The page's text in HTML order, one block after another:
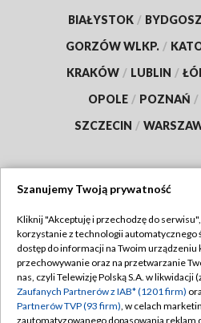
BIAŁYSTOK /
GORZÓW WLKP. /
KRAKÓW / LUBLIN /
OPOLE / POZNAŃ /
SZCZECIN /
TVP
Abonament TVP
Emisja w TVP
Centrum informacji TVP
Polityka
Moje
Szanujemy Twoją prywatność
Kliknij "Akceptuję i przechodzę do
korzystanie z technologii automatycznego
dostęp do informacji na Twoim urządzeniu
przechowywanie oraz na przetwarzanie
nas, czyli Telewizję Polską S.A. w likwidacji
Zaufanych Partnerów z IAB* (1201 firm)
Partnerów TVP (93 firm), w celach
zautomatyzowanego dopasowania reklam